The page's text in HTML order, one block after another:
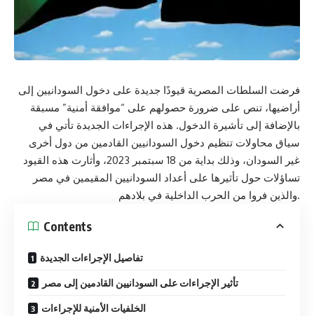
فرضت السلطات المصرية قيودًا جديدة على دخول السودانيين إلى
أراضيها، تنص على ضرورة حصولهم على “موافقة أمنية” مسبقة
بالإضافة إلى تأشيرة الدخول. هذه الإجراءات الجديدة تأتي في
سياق محاولات تنظيم دخول السودانيين القادمين من دول أخرى
غير السودان، وذلك بداية من 18 سبتمبر 2023، وأثارت هذه القيود
تساؤلات حول تأثيرها على أعداد السودانيين المقيمين في مصر
والذين فروا من الحرب الداخلية في بلادهم.
Contents
تفاصيل الإجراءات الجديدة
تأثير الإجراءات على السودانيين القادمين إلى مصر
الخلفيات الأمنية للإجراءات